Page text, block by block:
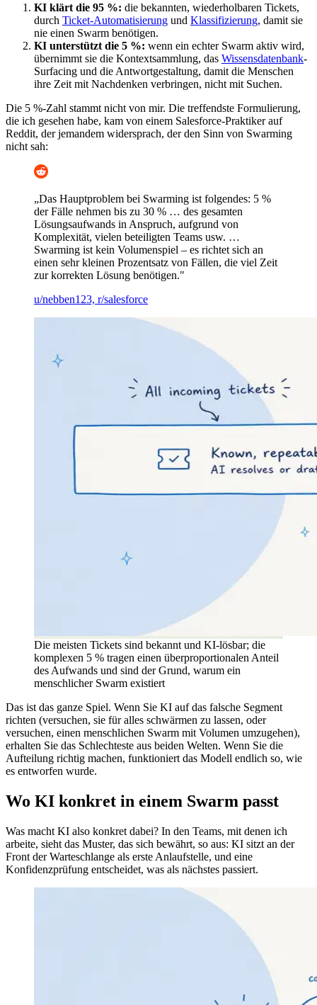
KI klärt die 95 %: die bekannten, wiederholbaren Tickets,
durch Ticket-Automatisierung und Klassifizierung, damit sie
nie einen Swarm benötigen.
KI unterstützt die 5 %: wenn ein echter Swarm aktiv wird,
übernimmt sie die Kontextsammlung, das Wissensdatenbank-
Surfacing und die Antwortgestaltung, damit die Menschen
ihre Zeit mit Nachdenken verbringen, nicht mit Suchen.
Die 5 %-Zahl stammt nicht von mir. Die treffendste Formulierung,
die ich gesehen habe, kam von einem Salesforce-Praktiker auf
Reddit, der jemandem widersprach, der den Sinn von Swarming
nicht sah:
„Das Hauptproblem bei Swarming ist folgendes: 5 %
der Fälle nehmen bis zu 30 % … des gesamten
Lösungsaufwands in Anspruch, aufgrund von
Komplexität, vielen beteiligten Teams usw. …
Swarming ist kein Volumenspiel – es richtet sich an
einen sehr kleinen Prozentsatz von Fällen, die viel Zeit
zur korrekten Lösung benötigen."
u/nebben123, r/salesforce
Die meisten Tickets sind bekannt und KI-lösbar; die
komplexen 5 % tragen einen überproportionalen Anteil
des Aufwands und sind der Grund, warum ein
menschlicher Swarm existiert
Das ist das ganze Spiel. Wenn Sie KI auf das falsche Segment
richten (versuchen, sie für alles schwärmen zu lassen, oder
versuchen, einen menschlichen Swarm mit Volumen umzugehen),
erhalten Sie das Schlechteste aus beiden Welten. Wenn Sie die
Aufteilung richtig machen, funktioniert das Modell endlich so, wie
es entworfen wurde.
Wo KI konkret in einem Swarm passt
Was macht KI also konkret dabei? In den Teams, mit denen ich
arbeite, sieht das Muster, das sich bewährt, so aus: KI sitzt an der
Front der Warteschlange als erste Anlaufstelle, und eine
Konfidenzprüfung entscheidet, was als nächstes passiert.